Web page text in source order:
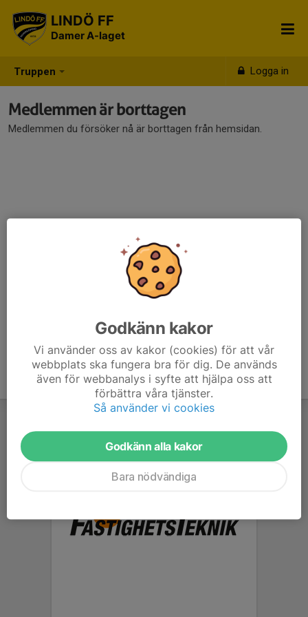
Truppen Logga in
LINDÖ FF
Damer A-laget
Medlemmen är borttagen
Medlemmen du försöker nå är borttagen från hemsidan.
Godkänn kakor
Vi använder oss av kakor (cookies) för att vår
webbplats ska fungera bra för dig. De används
även för webbanalys i syfte att hjälpa oss att
förbättra våra tjänster.
Så använder vi cookies
Godkänn alla kakor
Bara nödvändiga